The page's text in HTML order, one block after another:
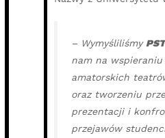
– Wymyśliliśmy
nam na wspieraniu
amatorskich
oraz tworzeniu
prezentacji i
przejawów